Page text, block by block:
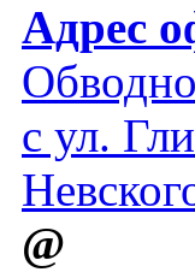
Адрес
с ул.
@